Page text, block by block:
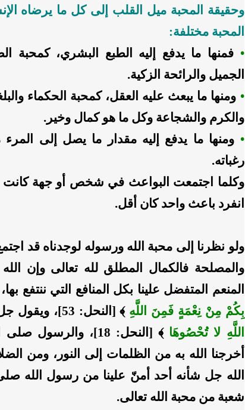
وحقيقة المحبة ميل القلب إلى كل ما يرضاه
المحبة مختلفة:
• فمنها ما يدفع إليه الطبع البشري، كمحبة
الجميل والرائحة الزكية.
• ومنها ما يبعث عليه العقل، كمحبة الحكماء
والكرم والشجاعة وكل ما هو كمال وخير.
• ومنها ما يدفع إليه مقدار ما يصل إلى
رغباته.
وكلما اجتمعت البواعث في شخص أو جهة كانت
انفرد باعث واحد كان أقل.
ولو نظرنا إلى محبة الله ورسوله لوجدناه قد
والمصلحة فالكمال المطلق لله تعالى وإن
المنعم المتفضل علينا بكل المنافع التي ننتفع
بِكُمْ مِنْ نِعْمَةٍ فَمِنَ اللَّهِ ﴾ [النحل: 53]، ويقول جل جلاله: ﴿
اللَّهِ لا تُحْصُوهَا
﴾ [النحل: 18]،
أخرجنا الله به من الظلمات إلى النور، ومن
الله جل شأنه أحد أمنّ علينا من رسول الله
شعبة من محبة الله تعالى.